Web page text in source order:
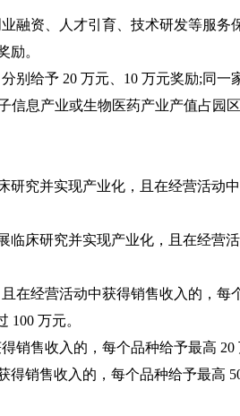
融资、人才引育、技术研发等服务
励。
别给予 20 万元、10 万元奖励;同一
信息产业或生物医药产业产值占园
研究并实现产业化，且在经营活动
临床研究并实现产业化，且在经营
在经营活动中获得销售收入的，每
万元。
销售收入的，每个品种给予最高 20
得销售收入的，每个品种给予最高